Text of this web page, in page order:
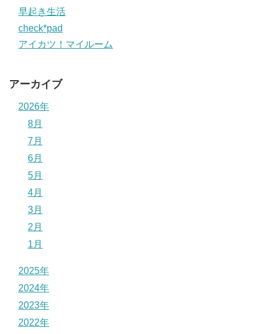
早起き生活
check*pad
アイカツ！マイルーム
アーカイブ
2026年
8月
7月
6月
5月
4月
3月
2月
1月
2025年
2024年
2023年
2022年